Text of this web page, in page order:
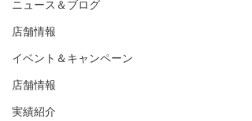
ニュース＆ブログ
店舗情報
イベント＆キャンペーン
店舗情報
実績紹介